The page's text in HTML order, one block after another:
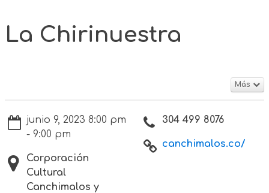
La Chirinuestra
Más
junio 9, 2023 8:00 pm
- 9:00 pm
Corporación
Cultural
Canchimalos y
304 499 8076
canchimalos.co/